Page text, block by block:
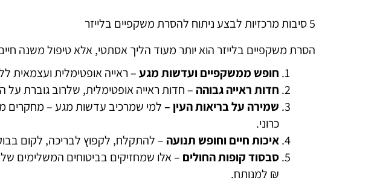
5 סיבות מרכזיות לבצע ניתוח להסרת משקפיים בלייזר
הסרת משקפיים בלייזר הוא יותר מעוד הליך אסתטי, אלא טיפול משנה
חופש ממשקפיים ועדשות מגע– ראייה אופטימלית ועצמאית
חדות ראייה גבוהה – חדות ראייה אופטימלית, שלרוב גוברת
שמירה על בריאות העין –למי שמרכיב עדשות מגע – מחקרים
כרוני.
איכות חיים וחופש תנועה – להתקלח, לקפוץ לבריכה, לקום
סבסוד קופות החולים – אלו שמחזיקים בביטוחים המשלימים
₪ למנותח.